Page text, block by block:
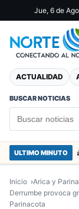
Jue, 6 de
ACTUALIDAD
BUSCAR NOTICIAS
ULTIMO MINUTO
Inicio
Arica y
Derrumbe provoca
Parinacota